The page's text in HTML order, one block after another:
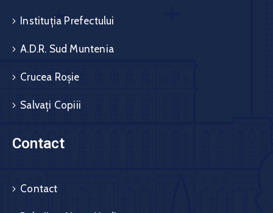
Instituția Prefectului
A.D.R. Sud Muntenia
Crucea Roșie
Salvați Copiii
Contact
Contact